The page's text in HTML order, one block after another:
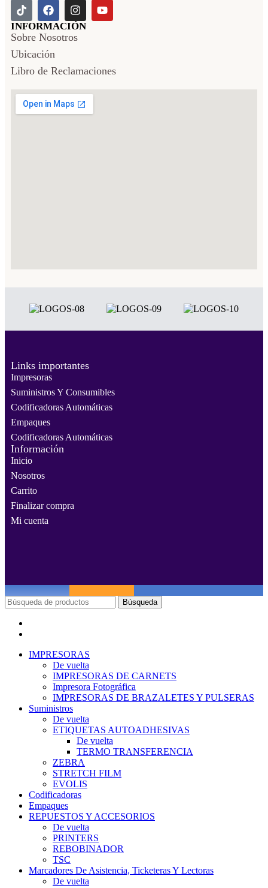
INFORMACIÓN
Sobre Nosotros
Ubicación
Libro de Reclamaciones
Links importantes
Impresoras
Suministros Y Consumibles
Codificadoras Automáticas
Empaques
Codificadoras Automáticas
Información
Inicio
Nosotros
Carrito
Finalizar compra
Mi cuenta
Búsqueda
IMPRESORAS
De vuelta
IMPRESORAS DE CARNETS
Impresora Fotográfica
IMPRESORAS DE BRAZALETES Y PULSERAS
Suministros
De vuelta
ETIQUETAS AUTOADHESIVAS
De vuelta
TERMO TRANSFERENCIA
ZEBRA
STRETCH FILM
EVOLIS
Codificadoras
Empaques
REPUESTOS Y ACCESORIOS
De vuelta
PRINTERS
REBOBINADOR
TSC
Marcadores De Asistencia, Ticketeras Y Lectoras
De vuelta